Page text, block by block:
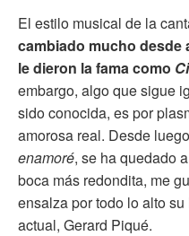
El estilo musical de la
cambiado mucho desde
le dieron la fama como
embargo, algo que sigue
sido conocida, es por
amorosa real. Desde
enamoré, se ha quedado
boca más redondita, me
ensalza por todo lo alto
actual, Gerard Piqué.